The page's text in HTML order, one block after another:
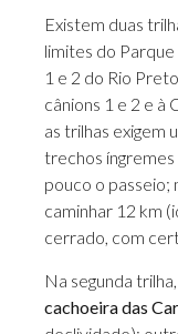
Existem duas
limites do
1 e 2 do Rio
cânions 1 e 2 e à
as trilhas exigem
trechos
pouco o passeio;
caminhar 12 km
cerrado, com
Na segunda
cachoeira das